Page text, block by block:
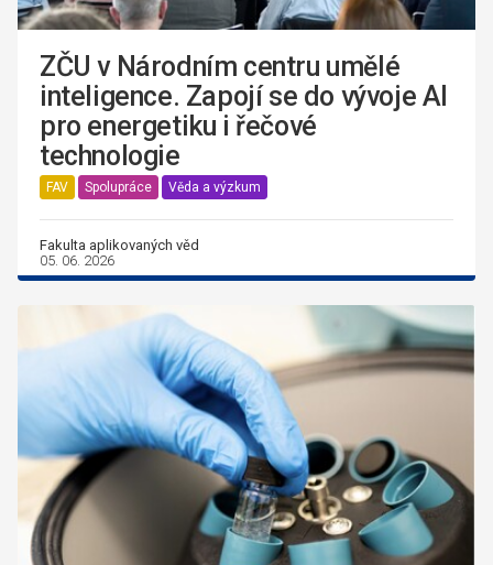
ZČU v Národním centru umělé
inteligence. Zapojí se do vývoje AI
pro energetiku i řečové
technologie
FAV Spolupráce Věda a výzkum
Fakulta aplikovaných věd
05. 06. 2026